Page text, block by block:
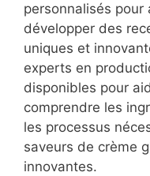
personnalisés pour
développer des
uniques et
experts en
disponibles pour
comprendre les
les processus
saveurs de crème
innovantes.